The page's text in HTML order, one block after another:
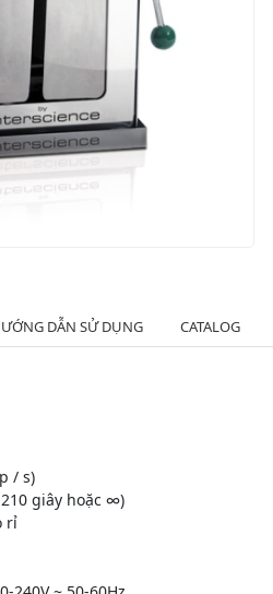
DẪN SỬ DỤNG CATALOG
/ s)
giây hoặc ∞)
rỉ